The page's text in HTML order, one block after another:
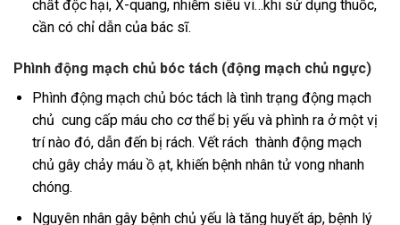
chất độc hại, X-quang, nhiễm siêu vi…khi sử dụng thuốc,
cần có chỉ dẫn của bác sĩ.
Phình động mạch chủ bóc tách (động mạch chủ ngực)
Phình động mạch chủ bóc tách là tình trạng động mạch
chủ cung cấp máu cho cơ thể bị yếu và phình ra ở một vị
trí nào đó, dẫn đến bị rách. Vết rách thành động mạch
chủ gây chảy máu ồ ạt, khiến bệnh nhân tử vong nhanh
chóng.
Nguyên nhân gây bệnh chủ yếu là tăng huyết áp, bệnh lý